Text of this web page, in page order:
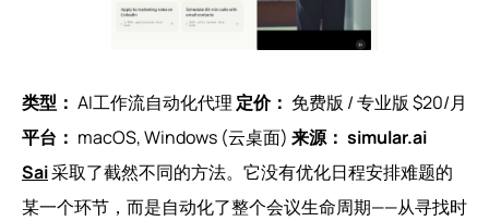
类型： AI工作流自动化代理 定价： 免费版 / 专业版 $20/月
平台： macOS, Windows (云桌面) 来源： simular.ai
Sai采取了截然不同的方法。它没有优化日程安排难题的
某一个环节，而是自动化了整个会议生命周期——从寻找时